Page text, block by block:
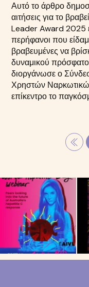
Αυτό το άρθρο
αιτήσεις για το
Leader Award 2025
περήφανοι που
βραβευμένες να
δυναμικού
διοργάνωσε ο
Χρηστών
επίκεντρο το